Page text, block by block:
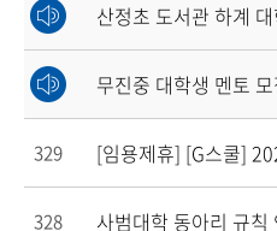
산정초 도서관 하계
무진중 대학생 멘토
329 [임용제휴] [G스쿨]
328 사범대학 동아리 규칙